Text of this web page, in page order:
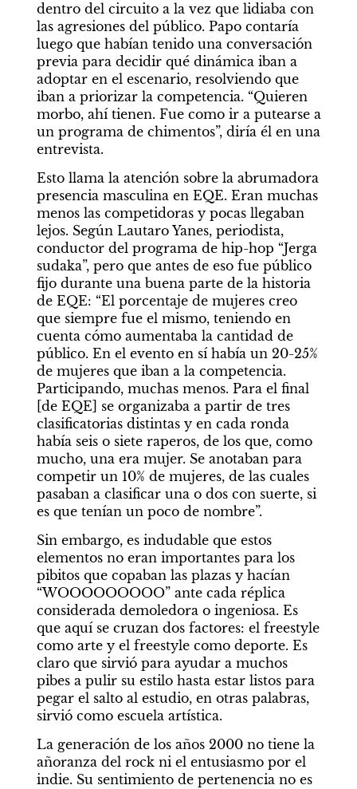
dentro del circuito a la vez que lidiaba con
las agresiones del público. Papo contaría
luego que habían tenido una conversación
previa para decidir qué dinámica iban a
adoptar en el escenario, resolviendo que
iban a priorizar la competencia. “Quieren
morbo, ahí tienen. Fue como ir a putearse a
un programa de chimentos”, diría él en una
entrevista.
Esto llama la atención sobre la abrumadora
presencia masculina en EQE. Eran muchas
menos las competidoras y pocas llegaban
lejos. Según Lautaro Yanes, periodista,
conductor del programa de hip-hop “Jerga
sudaka”, pero que antes de eso fue público
fijo durante una buena parte de la historia
de EQE: “El porcentaje de mujeres creo
que siempre fue el mismo, teniendo en
cuenta cómo aumentaba la cantidad de
público. En el evento en sí había un 20-25%
de mujeres que iban a la competencia.
Participando, muchas menos. Para el final
[de EQE] se organizaba a partir de tres
clasificatorias distintas y en cada ronda
había seis o siete raperos, de los que, como
mucho, una era mujer. Se anotaban para
competir un 10% de mujeres, de las cuales
pasaban a clasificar una o dos con suerte, si
es que tenían un poco de nombre”.
Sin embargo, es indudable que estos
elementos no eran importantes para los
pibitos que copaban las plazas y hacían
“WOOOOOOOOO” ante cada réplica
considerada demoledora o ingeniosa. Es
que aquí se cruzan dos factores: el freestyle
como arte y el freestyle como deporte. Es
claro que sirvió para ayudar a muchos
pibes a pulir su estilo hasta estar listos para
pegar el salto al estudio, en otras palabras,
sirvió como escuela artística.
La generación de los años 2000 no tiene la
añoranza del rock ni el entusiasmo por el
indie. Su sentimiento de pertenencia no es